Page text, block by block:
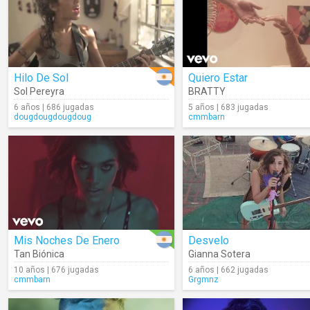
Hilo De Sol
Sol Pereyra
6 años | 686 jugadas
dougdougdougdoug
Quiero Estar
BRATTY
5 años | 683 jugadas
cmmbarn
Mis Noches De Enero
Tan Biónica
10 años | 676 jugadas
cmmbarn
Desvelo
Gianna Sotera
6 años | 662 jugadas
Grgmnz